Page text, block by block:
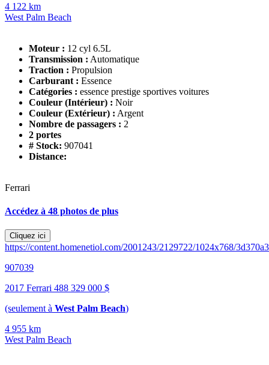
4 122 km
West Palm Beach
Moteur : 12 cyl 6.5L
Transmission : Automatique
Traction : Propulsion
Carburant : Essence
Catégories : essence prestige sportives voitures
Couleur (Intérieur) : Noir
Couleur (Extérieur) : Argent
Nombre de passagers : 2
2 portes
# Stock: 907041
Distance:
Ferrari
Accédez à 48 photos de plus
Cliquez ici
https://content.homenetiol.com/2001243/2129722/1024x768/
907039
2017 Ferrari 488 329 000 $
(seulement à West Palm Beach)
4 955 km
West Palm Beach